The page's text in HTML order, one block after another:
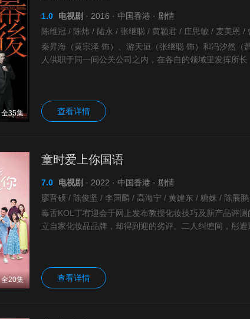
全35集
1.0 电视剧 · 2016 · 中国香港 · 剧情
秦昇海（黄宗泽 饰）、游天恒（张继聪 饰）和冯汐然（
人供职于同一间公关公司之内，在各自的领域里发挥所长
查看详情
全20集
童时爱上你国语
7.0 电视剧 · 2022 · 中国香港 · 剧情
毒舌KOL丁宥迎会于网上发布教授化妆技巧及新产品评
立自家化妆品品牌，却得到迎的劣评。二人纠缠间，彤遭
查看详情